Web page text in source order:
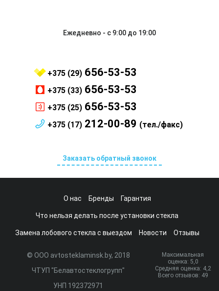
Ежедневно - с 9:00 до 19:00
+375 (29) 656-53-53
+375 (33) 656-53-53
+375 (25) 656-53-53
+375 (17) 212-00-89 (тел./факс)
Заказать обратный звонок
О нас Бренды Гарантия
Что нельзя делать после установки стекла
Замена лобового стекла с выездом Новости Отзывы
© ООО avtosteklaminsk.by, 2018
ЧТУП "Белавтостеклогрупп"
УНП 192372971
Максимальная
оценка: 5,0
Средняя оценка: 4,2
Всего отзывов: 49